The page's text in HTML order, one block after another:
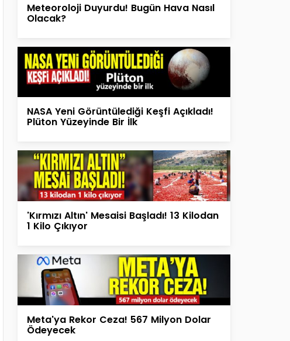
Meteoroloji Duyurdu! Bugün Hava Nasıl
Olacak?
NASA Yeni Görüntülediği Keşfi Açıkladı!
Plüton Yüzeyinde Bir İlk
'Kırmızı Altın' Mesaisi Başladı! 13 Kilodan
1 Kilo Çıkıyor
Meta'ya Rekor Ceza! 567 Milyon Dolar
Ödeyecek